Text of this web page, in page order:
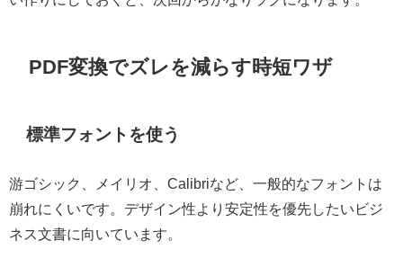
PDF変換でズレを減らす時短ワザ
標準フォントを使う
游ゴシック、メイリオ、Calibriなど、一般的なフォントは
崩れにくいです。デザイン性より安定性を優先したいビジ
ネス文書に向いています。